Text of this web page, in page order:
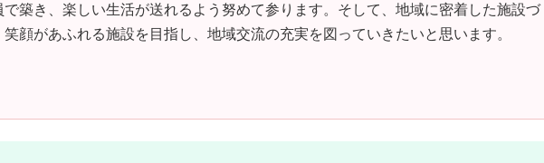
で築き、楽しい生活が送れるよう努めて参ります。そして、地域に密着した施設づ
笑顔があふれる施設を目指し、地域交流の充実を図っていきたいと思います。